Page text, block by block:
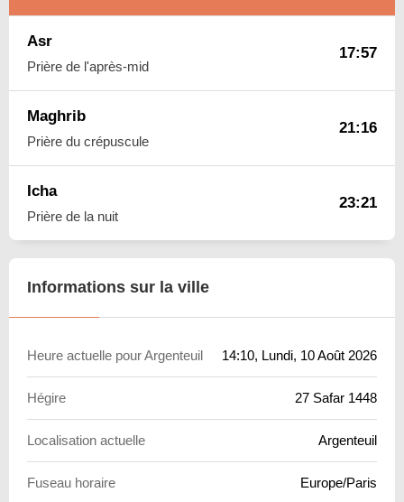
Asr
Prière de l'après-mid
17:57
Maghrib
Prière du crépuscule
21:16
Icha
Prière de la nuit
23:21
Informations sur la ville
Heure actuelle pour Argenteuil 14:10, Lundi, 10 Août 2026
Hégire 27 Safar 1448
Localisation actuelle Argenteuil
Fuseau horaire Europe/Paris